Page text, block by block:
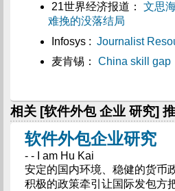
21世界经济报道： 文思
难挽的没落结局
Infosys : Journalist
麦肯锡： China skill gap
相关 [软件外包 企业 研究] 推
软件外包企业研究
- - I am Hu Kai
安定的国内环境、稳健的货币
积极的政策牵引让国际发包方